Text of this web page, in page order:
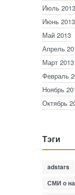
Июль 2013
Июнь 2013
Май 2013
Апрель
Март 2013
Февраль
Ноябрь
Октябрь
Тэги
adstars
СМИ о